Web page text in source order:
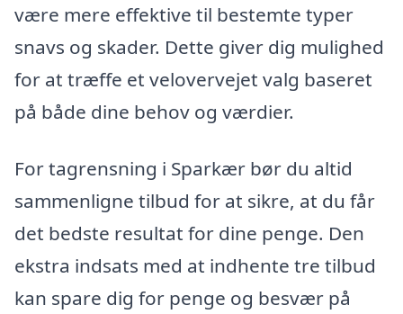
være mere effektive til bestemte typer
snavs og skader. Dette giver dig mulighed
for at træffe et velovervejet valg baseret
på både dine behov og værdier.
For tagrensning i Sparkær bør du altid
sammenligne tilbud for at sikre, at du får
det bedste resultat for dine penge. Den
ekstra indsats med at indhente tre tilbud
kan spare dig for penge og besvær på